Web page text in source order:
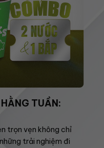
TUẦN:
trọn vẹn không chỉ
trải nghiệm đi